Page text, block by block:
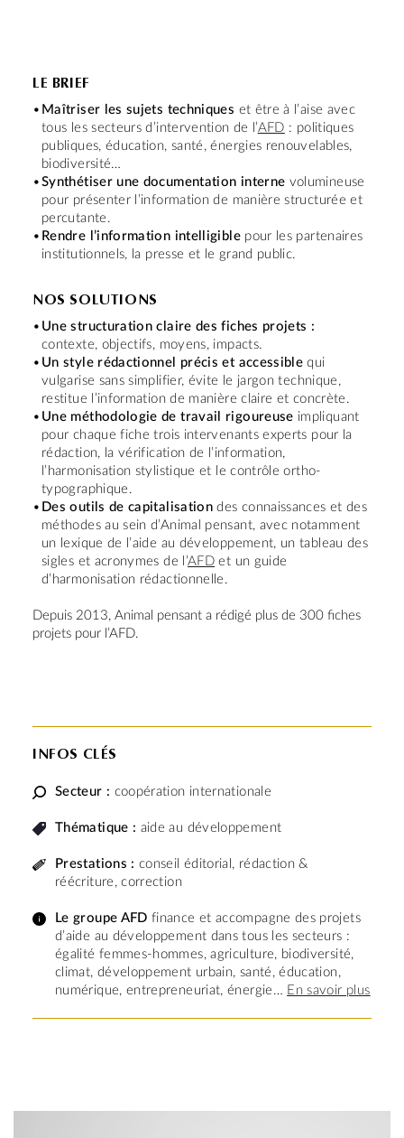
LE BRIEF
Maîtriser les sujets techniques et être à l’aise avec
tous les secteurs d’intervention de l’AFD : politiques
publiques, éducation, santé, énergies renouvelables,
biodiversité…
Synthétiser une documentation interne volumineuse
pour présenter l’information de manière structurée et
percutante.
Rendre l’information intelligiblepour les partenaires
institutionnels, la presse et le grand public.
NOS SOLUTIONS
Une structuration claire des fiches projets :
contexte, objectifs, moyens, impacts.
Un style rédactionnel précis et accessible qui
vulgarise sans simplifier, évite le jargon technique,
restitue l’information de manière claire et concrète.
Une méthodologie de travail rigoureuse impliquant
pour chaque fiche trois intervenants experts pour la
rédaction, la vérification de l’information,
l’harmonisation stylistique et le contrôle ortho-
typographique.
Des outils de capitalisation des connaissances et des
méthodes au sein d’Animal pensant, avec notamment
un lexique de l’aide au développement, un tableau des
sigles et acronymes de l’AFD et un guide
d’harmonisation rédactionnelle.
Depuis 2013, Animal pensant a rédigé plus de 300 fiches
projets pour l’AFD.
INFOS CLÉS
Secteur : coopération internationale
Thématique : aide au développement
Prestations : conseil éditorial, rédaction &
réécriture, correction
Le groupe AFD finance et accompagne des projets
d’aide au développement dans tous les secteurs :
égalité femmes-hommes, agriculture, biodiversité,
climat, développement urbain, santé, éducation,
numérique, entrepreneuriat, énergie… En savoir plus